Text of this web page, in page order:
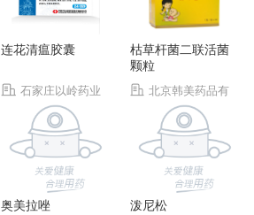
连花清瘟胶囊
石家庄以岭药业
股份有限公司
枯草杆菌二联活菌
颗粒
北京韩美药品有
奥美拉唑 泼尼松